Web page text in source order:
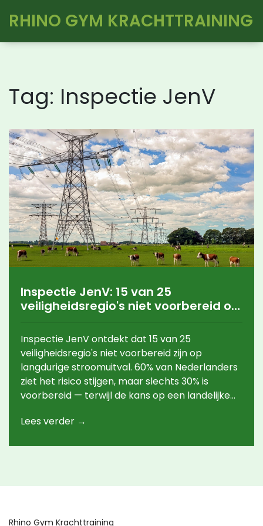
RHINO GYM KRACHTTRAINING
Tag: Inspectie JenV
Inspectie JenV: 15 van 25
veiligheidsregio's niet voorbereid op
Inspectie JenV ontdekt dat 15 van 25
veiligheidsregio's niet voorbereid zijn op
langdurige stroomuitval. 60% van Nederlanders
ziet het risico stijgen, maar slechts 30% is
voorbereid — terwijl de kans op een landelijke
Lees verder →
Rhino Gym Krachttraining